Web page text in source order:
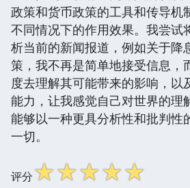
政策和货币政策的工具和传导机
不同情况下的作用效果。我尝试
析当前的新闻报道，例如关于降
策，我不再是简单地接受信息，
度去理解其可能带来的影响，以
能力，让我感觉自己对世界的理
能够以一种更具分析性和批判性
一切。
评分☆☆☆☆☆